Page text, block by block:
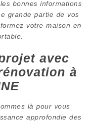
bonnes informations
grande partie de vos
votre maison en
avec
à
là pour vous
approfondie des